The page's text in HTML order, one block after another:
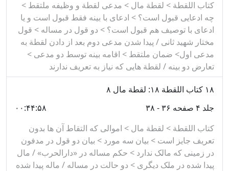
کتاب اللقطة > لقطة مال > مدعی لقطة و وظیفه ملتقط >
چه ادعایی قبول است؟ > ادعای با بینه فقط قبول است و یا
ادعای با توصیف هم قبول است؟ > دو قول در مساله > قول
مختار شهید ثانی / پیدا شدن مدعی دوم بعد از دادن لقطة به
مدعی اول> ضمان ملتقط > اقامه بینه توسط دو مدعی >
تعارض دو بینه / لقطة هایی که نیاز به تعریف ندارند
۱۸ کتاب اللقطة ۱۸: لقطة مال ۸
جلد ۴ صفحه ۳۶ - ۳۸
۰۰:۴۴:۵۸
کتاب اللقطة > لقطة مال > اموالی که التقاط آن ها بدون
تعریف جایز است > بیان سه مورد > بیان دو قول در مدفون
در زمینی که مالک ندارد > حکم مساله در «دارالحرب» / مال
پیدا شده در ملک دیگری > دو حالت در مساله / ماله پیدا شده